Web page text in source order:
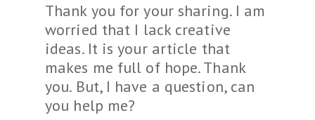
Thank you for your sharing. I am
worried that I lack creative
ideas. It is your article that
makes me full of hope. Thank
you. But, I have a question, can
you help me?